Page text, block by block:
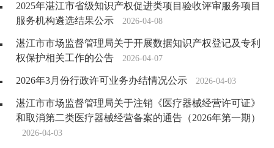
2025年湛江市省级知识产权促进类项目验收评审服务项目
服务机构遴选结果公示
2026-04-08
湛江市市场监督管理局关于开展数据知识产权登记及专利
权保护相关工作的公告
2026-04-07
2026年3月份行政许可业务办结情况公示 2026-04-03
湛江市市场监督管理局关于注销《医疗器械经营许可证》
和取消第二类医疗器械经营备案的通告（2026年第一期）
2026-04-03